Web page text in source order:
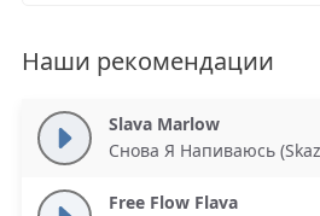
Наши рекомендации
Slava Marlow
Снова Я Напиваюсь
Free Flow Flava